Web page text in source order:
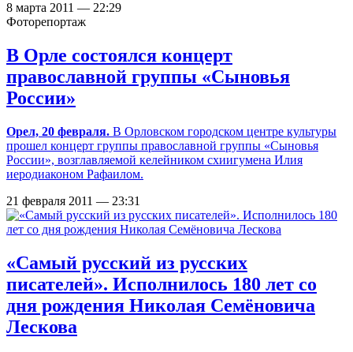
8 марта 2011 — 22:29
Фоторепортаж
В Орле состоялся концерт
православной группы «Сыновья
России»
Орел, 20 февраля. В Орловском городском центре культуры
прошел концерт группы православной группы «Сыновья
России», возглавляемой келейником схиигумена Илия
иеродиаконом Рафаилом.
21 февраля 2011 — 23:31
«Самый русский из русских
писателей». Исполнилось 180 лет со
дня рождения Николая Семёновича
Лескова